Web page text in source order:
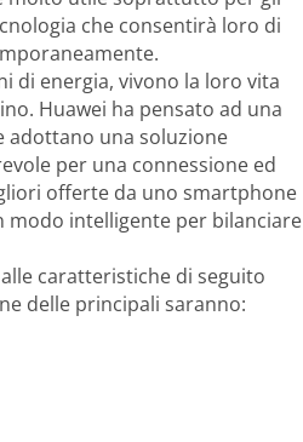
che consentirà loro di
di energia, vivono la loro vita
Huawei ha pensato ad una
adottano una soluzione
per una connessione ed
offerte da uno smartphone
modo intelligente per bilanciare
caratteristiche di seguito
delle principali saranno: